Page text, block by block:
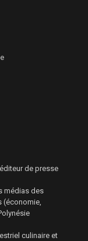
de presse
médias des
(économie,
culinaire et